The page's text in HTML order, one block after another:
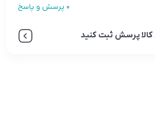
0 پرسش و پاسخ
کالا پرسش ثبت کنید